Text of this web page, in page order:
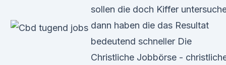
sollen die doch Kiffer
dann haben die das Resultat
bedeutend schneller Die
Christliche Jobbörse -